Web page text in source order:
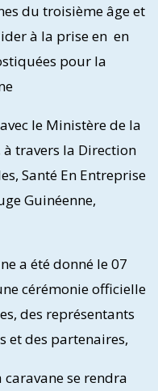
du troisième âge et
à la prise en en
pour la
le Ministère de la
à travers la Direction
Santé En Entreprise
Guinéenne,
a été donné le 07
cérémonie officielle
des représentants
et des partenaires,
se rendra